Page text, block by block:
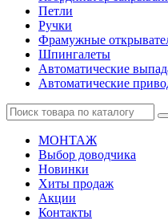
Петли
Ручки
Фрамужные
Шпингалеты
Автоматические
Автоматические
МОНТАЖ
Выбор доводчика
Новинки
Хиты продаж
Акции
Контакты